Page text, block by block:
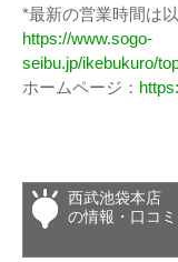
*最新の営業時間は
https://www.sogo-
seibu.jp/ikebukuro/
ホームページ：
西武池袋本店
の情報・口コ